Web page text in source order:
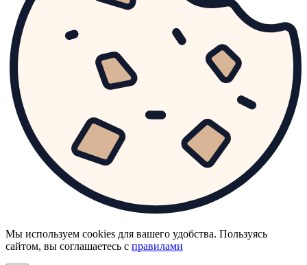
Мы используем cookies для вашего удобства. Пользуясь
сайтом, вы соглашаетесь с правилами